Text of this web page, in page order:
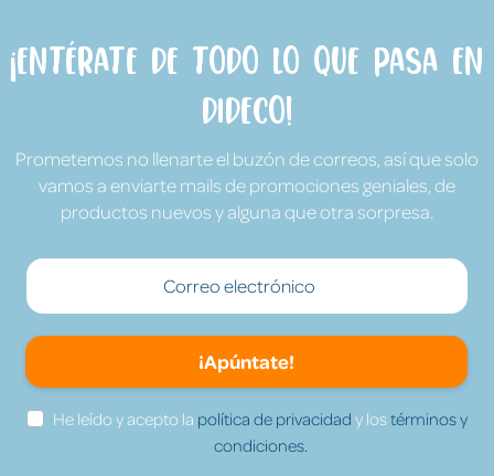
¡Entérate de todo lo que pasa en
Dideco!
Prometemos no llenarte el buzón de correos, así que solo
vamos a enviarte mails de promociones geniales, de
productos nuevos y alguna que otra sorpresa.
¡Apúntate!
He leído y acepto la política de privacidad y lostérminos y
condiciones.